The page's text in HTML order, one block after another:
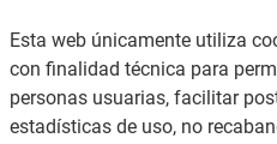
CONTACTO
CANAL DE DENUNCIAS
Esta web únicamente utiliza
con finalidad técnica para
personas usuarias, facilitar
estadísticas de uso, no